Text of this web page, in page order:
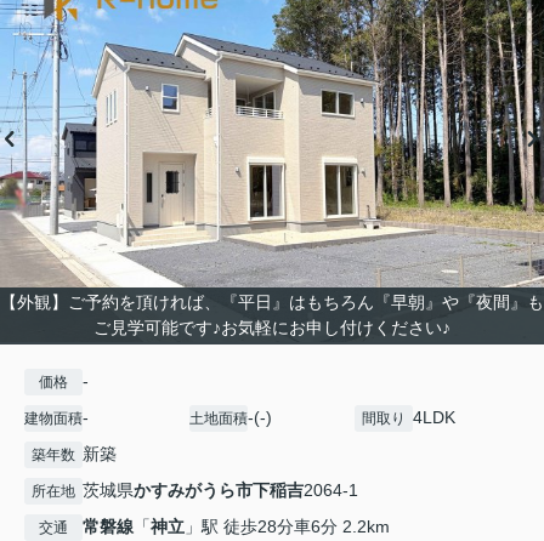
【外観】ご予約を頂ければ、『平日』はもちろん『早朝』や『夜間』も
ご見学可能です♪お気軽にお申し付けください♪
価格 -
建物面積- 土地面積-(-) 間取り 4LDK
築年数 新築
所在地 茨城県かすみがうら市下稲吉2064-1
交通 常磐線 「神立 」駅 徒歩28分車6分 2.2km